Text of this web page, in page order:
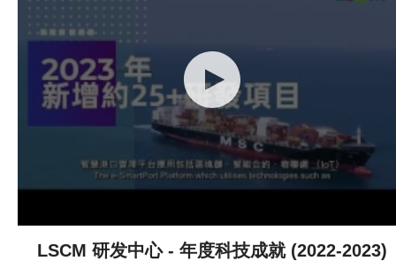
LSCM 研发中心 - 年度科技成就 (2022-2023)